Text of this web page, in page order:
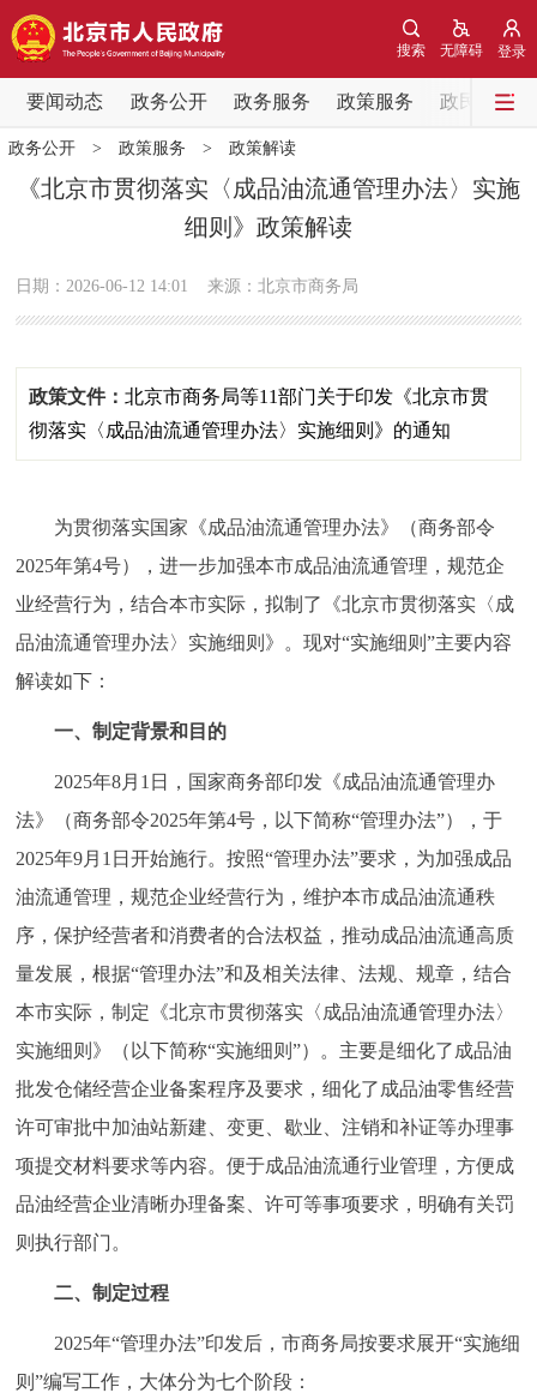
登录
无障碍
搜索
要闻动态 政务公开 政务服务 政策服务 政民互动
要闻动态
党中央精神 国务院信息
会议信息
市领导 机构职能 政策服务
决策公开 专题公开
个人服务
中介服务 阳光政务
政民互动
参与调查 在线访谈 图说互动
走进北京
绿色北京 图说北京 视频北京
ENGLISH 한국어 日本語
政务公开> 政策服务 > 政策解读
《北京市贯彻落实〈成品油流通管理办法〉实施
细则》政策解读
日期：2026-06-12 14:01 来源：北京市商务局
政策文件：北京市商务局等11部门关于印发《北京市贯
彻落实〈成品油流通管理办法〉实施细则》的通知
为贯彻落实国家《成品油流通管理办法》（商务部令
2025年第4号），进一步加强本市成品油流通管理，规范企
业经营行为，结合本市实际，拟制了《北京市贯彻落实〈成
品油流通管理办法〉实施细则》。现对“实施细则”主要内容
解读如下：
一、制定背景和目的
2025年8月1日，国家商务部印发《成品油流通管理办
法》（商务部令2025年第4号，以下简称“管理办法”），于
2025年9月1日开始施行。按照“管理办法”要求，为加强成品
油流通管理，规范企业经营行为，维护本市成品油流通秩
序，保护经营者和消费者的合法权益，推动成品油流通高质
量发展，根据“管理办法”和及相关法律、法规、规章，结合
本市实际，制定《北京市贯彻落实〈成品油流通管理办法〉
实施细则》（以下简称“实施细则”）。主要是细化了成品油
批发仓储经营企业备案程序及要求，细化了成品油零售经营
许可审批中加油站新建、变更、歇业、注销和补证等办理事
项提交材料要求等内容。便于成品油流通行业管理，方便成
品油经营企业清晰办理备案、许可等事项要求，明确有关罚
则执行部门。
二、制定过程
2025年“管理办法”印发后，市商务局按要求展开“实施细
则”编写工作，大体分为七个阶段：